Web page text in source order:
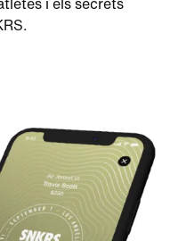
i els secrets